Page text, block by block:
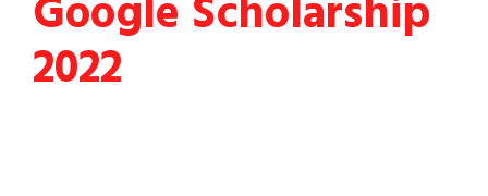
Google Scholarship
2022